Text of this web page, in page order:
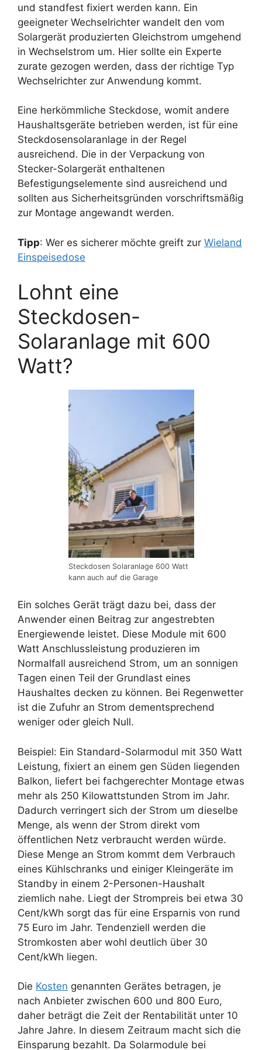
und standfest fixiert werden kann. Ein
geeigneter Wechselrichter wandelt den vom
Solargerät produzierten Gleichstrom umgehend
in Wechselstrom um. Hier sollte ein Experte
zurate gezogen werden, dass der richtige Typ
Wechselrichter zur Anwendung kommt.
Eine herkömmliche Steckdose, womit andere
Haushaltsgeräte betrieben werden, ist für eine
Steckdosensolaranlage in der Regel
ausreichend. Die in der Verpackung von
Stecker-Solargerät enthaltenen
Befestigungselemente sind ausreichend und
sollten aus Sicherheitsgründen vorschriftsmäßig
zur Montage angewandt werden.
Tipp: Wer es sicherer möchte greift zur Wieland
Einspeisedose
Lohnt eine
Steckdosen-
Solaranlage mit 600
Watt?
Steckdosen Solaranlage 600 Watt
kann auch auf die Garage
Ein solches Gerät trägt dazu bei, dass der
Anwender einen Beitrag zur angestrebten
Energiewende leistet. Diese Module mit 600
Watt Anschlussleistung produzieren im
Normalfall ausreichend Strom, um an sonnigen
Tagen einen Teil der Grundlast eines
Haushaltes decken zu können. Bei Regenwetter
ist die Zufuhr an Strom dementsprechend
weniger oder gleich Null.
Beispiel: Ein Standard-Solarmodul mit 350 Watt
Leistung, fixiert an einem gen Süden liegenden
Balkon, liefert bei fachgerechter Montage etwas
mehr als 250 Kilowattstunden Strom im Jahr.
Dadurch verringert sich der Strom um dieselbe
Menge, als wenn der Strom direkt vom
öffentlichen Netz verbraucht werden würde.
Diese Menge an Strom kommt dem Verbrauch
eines Kühlschranks und einiger Kleingeräte im
Standby in einem 2-Personen-Haushalt
ziemlich nahe. Liegt der Strompreis bei etwa 30
Cent/kWh sorgt das für eine Ersparnis von rund
75 Euro im Jahr. Tendenziell werden die
Stromkosten aber wohl deutlich über 30
Cent/kWh liegen.
Die Kosten genannten Gerätes betragen, je
nach Anbieter zwischen 600 und 800 Euro,
daher beträgt die Zeit der Rentabilität unter 10
Jahre Jahre. In diesem Zeitraum macht sich die
Einsparung bezahlt. Da Solarmodule bei